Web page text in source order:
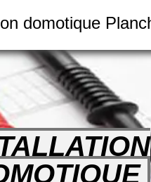
domotique